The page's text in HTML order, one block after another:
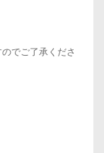
でご了承くださ